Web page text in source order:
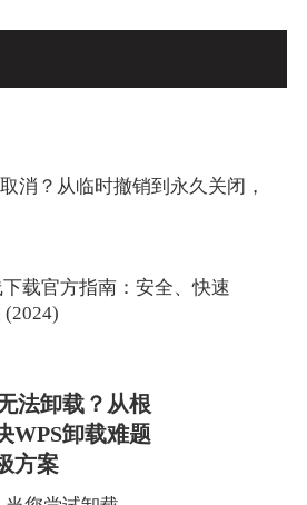
消？从临时撤销到永久关闭，
下载官方指南：安全、快速
法卸载？从根
WPS卸载难题
方案